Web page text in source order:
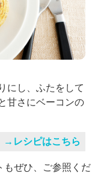
にし、ふたをして
甘さにベーコンの
→レシピはこちら
もぜひ、ご参照くだ